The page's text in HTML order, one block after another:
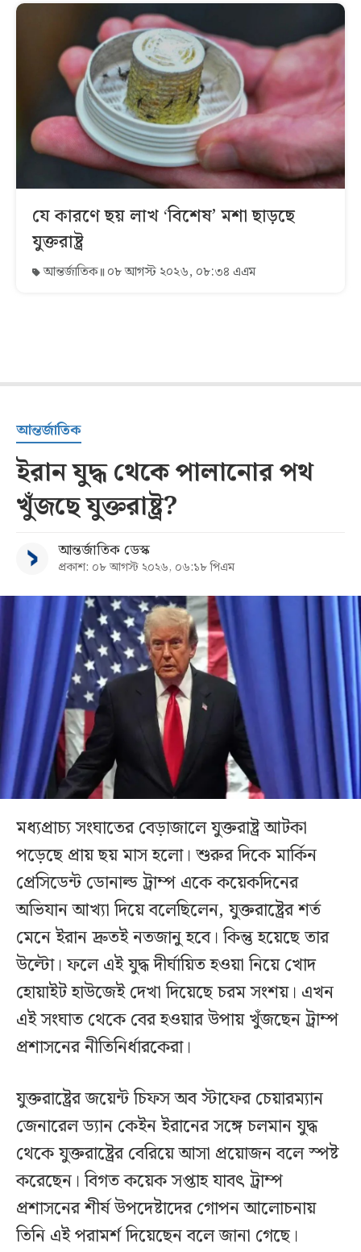
যে কারণে ছয় লাখ ‘বিশেষ’ মশা ছাড়ছে
যুক্তরাষ্ট্র
আন্তর্জাতিক ০৮ আগস্ট ২০২৬, ০৮:৩৪ এএম
আন্তর্জাতিক
ইরান যুদ্ধ থেকে পালানোর পথ
খুঁজছে যুক্তরাষ্ট্র?
আন্তর্জাতিক ডেস্ক
প্রকাশ: ০৮ আগস্ট ২০২৬, ০৬:১৮ পিএম
মধ্যপ্রাচ্য সংঘাতের বেড়াজালে যুক্তরাষ্ট্র আটকা
পড়েছে প্রায় ছয় মাস হলো। শুরুর দিকে মার্কিন
প্রেসিডেন্ট ডোনাল্ড ট্রাম্প একে কয়েকদিনের
অভিযান আখ্যা দিয়ে বলেছিলেন, যুক্তরাষ্ট্রের শর্ত
মেনে ইরান দ্রুতই নতজানু হবে। কিন্তু হয়েছে তার
উল্টো। ফলে এই যুদ্ধ দীর্ঘায়িত হওয়া নিয়ে খোদ
হোয়াইট হাউজেই দেখা দিয়েছে চরম সংশয়। এখন
এই সংঘাত থেকে বের হওয়ার উপায় খুঁজছেন ট্রাম্প
প্রশাসনের নীতিনির্ধারকেরা।
যুক্তরাষ্ট্রের জয়েন্ট চিফস অব স্টাফের চেয়ারম্যান
জেনারেল ড্যান কেইন ইরানের সঙ্গে চলমান যুদ্ধ
থেকে যুক্তরাষ্ট্রের বেরিয়ে আসা প্রয়োজন বলে স্পষ্ট
করেছেন। বিগত কয়েক সপ্তাহ যাবৎ ট্রাম্প
প্রশাসনের শীর্ষ উপদেষ্টাদের গোপন আলোচনায়
তিনি এই পরামর্শ দিয়েছেন বলে জানা গেছে।